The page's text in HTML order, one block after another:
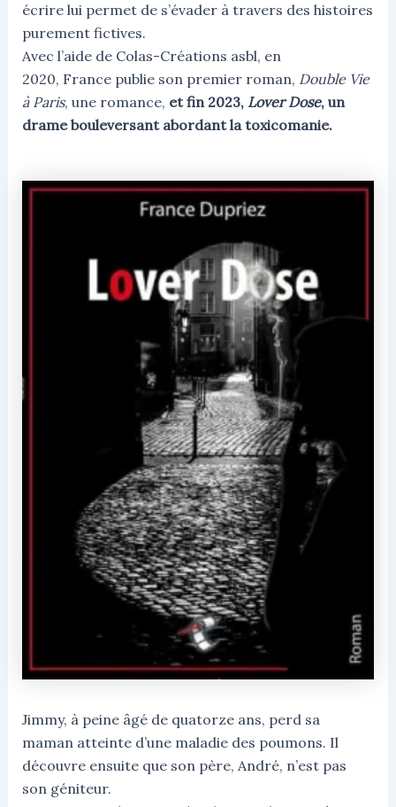
écrire lui permet de s’évader à travers des histoires
purement fictives.
Avec l’aide de Colas-Créations asbl, en
2020, France publie son premier roman, Double Vie
à Paris, une romance, et fin 2023, Lover Dose, un
drame bouleversant abordant la toxicomanie.
Jimmy, à peine âgé de quatorze ans, perd sa
maman atteinte d’une maladie des poumons. Il
découvre ensuite que son père, André, n’est pas
son géniteur.